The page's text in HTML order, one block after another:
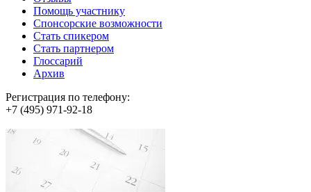
Помощь участнику
Спонсорские возможности
Стать спикером
Стать партнером
Глоссарий
Архив
Регистрация по телефону:
+7 (495) 971-92-18